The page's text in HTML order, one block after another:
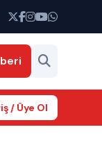
Sarıkaya’nın
/ Üye Ol